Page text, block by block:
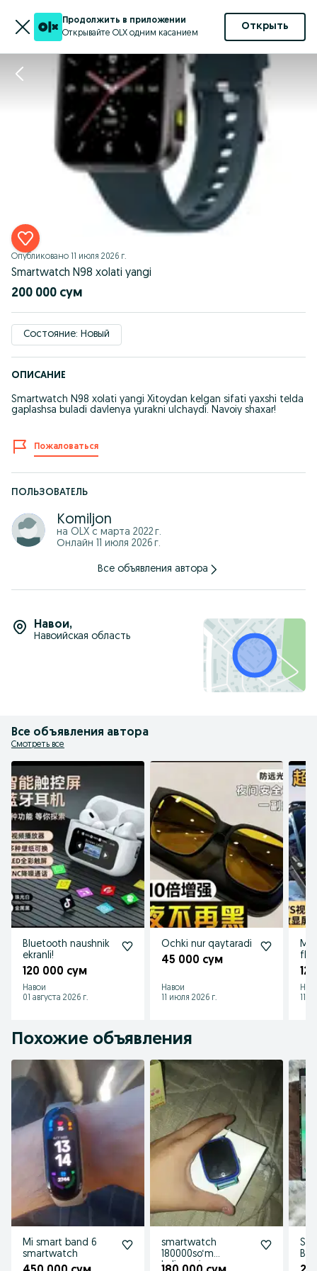
Продолжить в приложении
Открывайте OLX одним касанием
Открыть
Опубликовано 11 июля 2026 г.
Smartwatch N98 xolati yangi
200 000 сум
Состояние: Новый
ОПИСАНИЕ
Smartwatch N98 xolati yangi Xitoydan kelgan sifati yaxshi telda
gaplashsa buladi davlenya yurakni ulchaydi. Navoiy shaxar!
Пожаловаться
ПОЛЬЗОВАТЕЛЬ
Komiljon
на OLX с марта 2022 г.
Онлайн 11 июля 2026 г.
Все объявления автора
Навои,
Навоийская область
Все объявления автора
Смотреть все
Bluetooth naushnik
ekranli!
120 000 сум
Навои
01 августа 2026 г.
Ochki nur qaytaradi
45 000 сум
Навои
11 июля 2026 г.
Mp
11
Похожие объявления
Mi smart band 6
smartwatch
smartwatch
180000so‘m
keliwamiz